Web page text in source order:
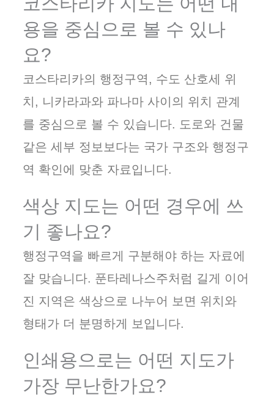
용을 중심으로 볼 수 있나
요?
코스타리카의 행정구역, 수도 산호세 위
치, 니카라과와 파나마 사이의 위치 관계
를 중심으로 볼 수 있습니다. 도로와 건물
같은 세부 정보보다는 국가 구조와 행정구
역 확인에 맞춘 자료입니다.
색상 지도는 어떤 경우에 쓰
기 좋나요?
행정구역을 빠르게 구분해야 하는 자료에
잘 맞습니다. 푼타레나스주처럼 길게 이어
진 지역은 색상으로 나누어 보면 위치와
형태가 더 분명하게 보입니다.
인쇄용으로는 어떤 지도가
가장 무난한가요?